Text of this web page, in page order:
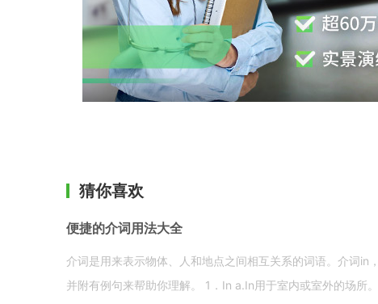
猜你喜欢
便捷的介词用法大全
介词是用来表示物体、人和地点之间相互关系的词语。介词in
并附有例句来帮助你理解。 1．In a.In用于室内或室外的场所